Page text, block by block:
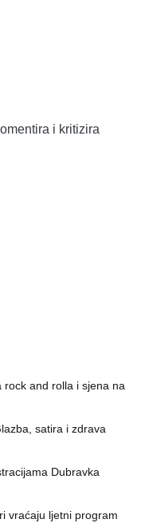
i kritizira
rock and rolla i sjena na
satira i zdrava
Dubravka
vraćaju ljetni program